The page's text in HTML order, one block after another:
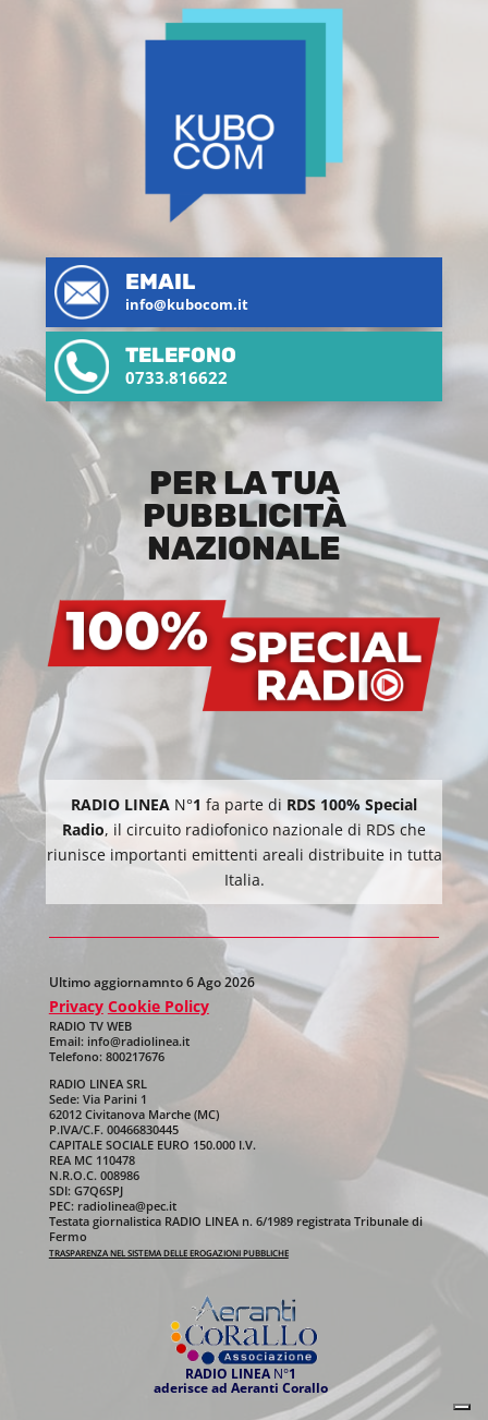
EMAIL
info@kubocom.it
TELEFONO
0733.816622
PER LA TUA
PUBBLICITÀ
NAZIONALE
RADIO LINEA N°1 fa parte di RDS 100% Special
Radio, il circuito radiofonico nazionale di RDS che
riunisce importanti emittenti areali distribuite in tutta
Italia.
Ultimo aggiornamnto 6 Ago 2026
Privacy Cookie Policy
RADIO TV WEB
Email: info@radiolinea.it
Telefono: 800217676
RADIO LINEA SRL
Sede: Via Parini 1
62012 Civitanova Marche (MC)
P.IVA/C.F. 00466830445
CAPITALE SOCIALE EURO 150.000 I.V.
REA MC 110478
N.R.O.C. 008986
SDI: G7Q6SPJ
PEC: radiolinea@pec.it
Testata giornalistica RADIO LINEA n. 6/1989 registrata Tribunale di
Fermo
TRASPARENZA NEL SISTEMA DELLE EROGAZIONI PUBBLICHE
RADIO LINEAN°1
aderisce ad Aeranti Corallo